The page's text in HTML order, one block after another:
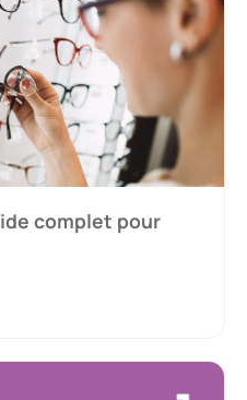
complet pour